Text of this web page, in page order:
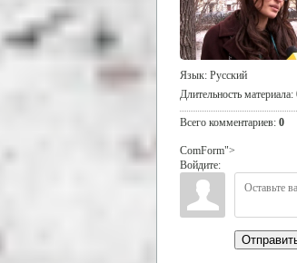
Язык: Русский
Длительность материала:
Всего комментариев: 0
ComForm">
Войдите: